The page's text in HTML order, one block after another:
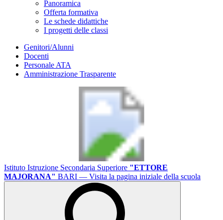
Panoramica
Offerta formativa
Le schede didattiche
I progetti delle classi
Genitori/Alunni
Docenti
Personale ATA
Amministrazione Trasparente
Istituto Istruzione Secondaria Superiore "ETTORE
MAJORANA" BARI — Visita la pagina iniziale della scuola